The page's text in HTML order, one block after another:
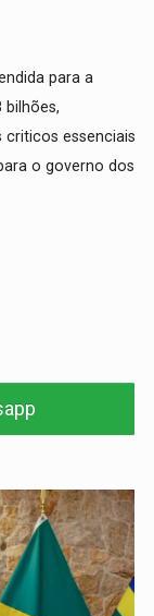
para a
bilhões,
essenciais
o governo dos